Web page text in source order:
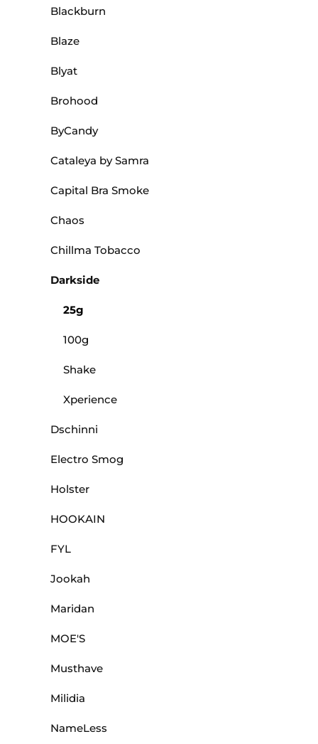
Blackburn
Blaze
Blyat
Brohood
ByCandy
Cataleya by Samra
Capital Bra Smoke
Chaos
Chillma Tobacco
Darkside
25g
100g
Shake
Xperience
Dschinni
Electro Smog
Holster
HOOKAIN
FYL
Jookah
Maridan
MOE'S
Musthave
Milidia
NameLess